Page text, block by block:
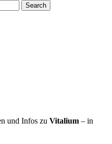
Search
und Infos zu Vitalium – in